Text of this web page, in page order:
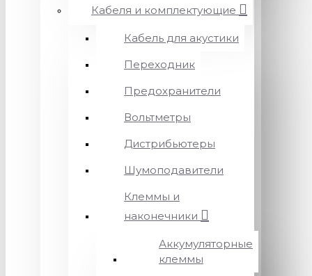
Кабеля и комплектующие
Кабель для акустики
Переходник
Предохранители
Вольтметры
Дистрибьютеры
Шумоподавители
Клеммы и
наконечники
Аккумуляторные
клеммы